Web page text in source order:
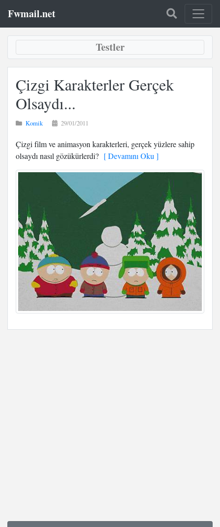
Fwmail.net
Testler
Çizgi Karakterler Gerçek
Olsaydı...
Komik 29/01/2011
Çizgi film ve animasyon karakterleri, gerçek yüzlere sahip
olsaydı nasıl gözükürlerdi? [ Devamını Oku ]